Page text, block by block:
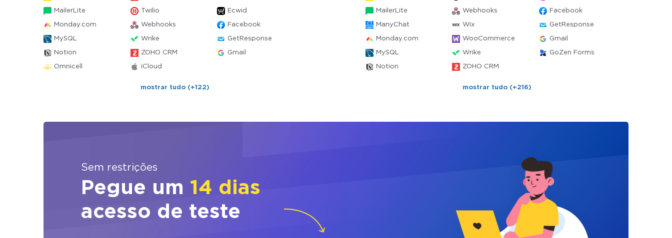
MailerLite Twilio Ecwid
Monday.com Webhooks Facebook
MySQL Wrike GetResponse
Notion ZOHO CRM Gmail
Omnicell iCloud
mostrar tudo (+122)
MailerLite Webhooks Facebook
ManyChat Wix GetResponse
Monday.com WooCommerce Gmail
MySQL Wrike GoZen Forms
Notion ZOHO CRM
mostrar tudo (+216)
Sem restrições
Pegue um 14 dias
acesso de teste